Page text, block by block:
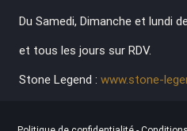
Du Samedi, Dimanche et lundi
et tous les jours sur RDV.
Stone Legend : www.stone-